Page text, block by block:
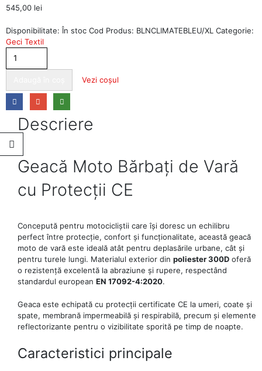
545,00 lei
Disponibilitate: În stoc Cod Produs: BLNCLIMATEBLEU/XL Categorie:
Geci Textil
Vezi coșul
Descriere
Geacă Moto Bărbați de Vară
cu Protecții CE
Concepută pentru motocicliștii care își doresc un echilibru
perfect între protecție, confort și funcționalitate, această geacă
moto de vară este ideală atât pentru deplasările urbane, cât și
pentru turele lungi. Materialul exterior din poliester 300D oferă
o rezistență excelentă la abraziune și rupere, respectând
standardul european EN 17092-4:2020.
Geaca este echipată cu protecții certificate CE la umeri, coate și
spate, membrană impermeabilă și respirabilă, precum și elemente
reflectorizante pentru o vizibilitate sporită pe timp de noapte.
Caracteristici principale